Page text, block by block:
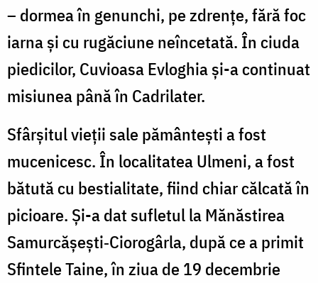
– dormea în genunchi, pe zdrențe, fără foc
iarna și cu rugăciune neîncetată. În ciuda
piedicilor, Cuvioasa Evloghia și-a continuat
misiunea până în Cadrilater.
Sfârșitul vieții sale pământești a fost
mucenicesc. În localitatea Ulmeni, a fost
bătută cu bestialitate, fiind chiar călcată în
picioare. Și-a dat sufletul la Mănăstirea
Samurcășești‑Ciorogârla, după ce a primit
Sfintele Taine, în ziua de 19 decembrie